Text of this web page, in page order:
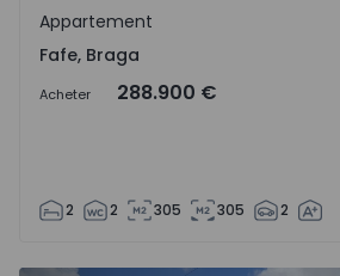
Fafe, Braga
Appartement
Fafe, Braga
Acheter 288.900 €
2 2 305 305 2